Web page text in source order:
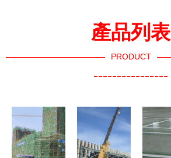
產品列表
PRODUCT
----------------